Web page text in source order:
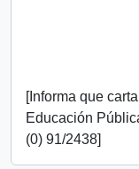
[Informa que
Educación
(0) 91/2438]